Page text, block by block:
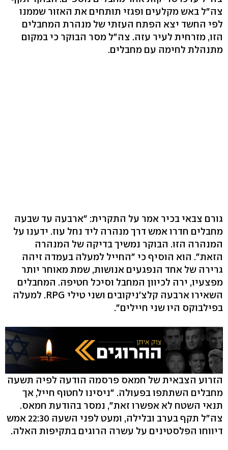
צה"ל באש מקלעים ופגזי תותחים את האזור שממנו
לפי החשד יצא הפתח העזתי של מנהרת המחבלים
הזו, מזרחית לעיר עזה. צה"ל מסר הבוקר כי במקום
מתנהלת לחימה עם מחבלים.
גורם צבאי בכיר אמר על התקרית: "ארבעה עד שבעה
מחבלים חדרו אמש דרך מנהרה ליד נחל עוז. ידענו על
המנהרה הזו. הבוקר נמשיך בדיקה של המנהרה
הזאת". הוא הוסיף כי "החייל למעלה בעמדה זיהה
גרירה של אחד הנפגעים אנושות, שמת מאוחר יותר
מפצעיו, ירה לכיוון המחבל וסיכל חטיפה. המחבלים
השאירו ארבעה קלצ'ניקובים ושני טילי RPG. למעלה
בפילבוקס היו שני חיילים".
הזרוע הצבאית של חמאס פרסמה הודעה לפיה תשעה
מחבלים השתתפו בפעולה. "ניסינו לחטוף חייל, אך
תנאי השטח לא אפשרו זאת", נמסר בהודעת חמאס.
צה"ל תקף בערב ובלילה, ומעט לפני השעה 22:30 אמש
דיווחו הפלסטינים על עשרה הרוגים בתקיפות האלה.